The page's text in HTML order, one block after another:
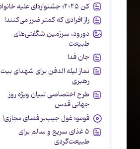
کن ۲۰۲۵؛ جشنواره‌ای علیه خانواده
راز افرادی که کمتر ضرر می‌کنند!
دورود، سرزمین شگفتی‌های
طبیعت
جان فدا
نماز لیله الدفن برای شهدای بیت
رهبری
طرح اختصاصی تبیان ویژه روز
جهانی قدس
فومو؛ غول جیب‌بر فضای مجازی!
۵ غذای سریع و سالم برای
طبیعت‌گردی